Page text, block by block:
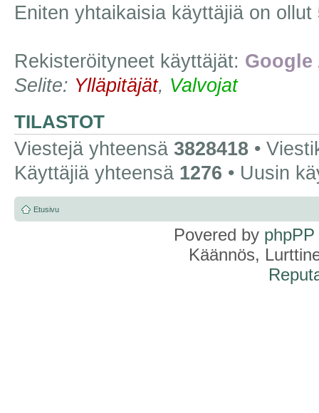
Eniten yhtaikaisia käyttäjiä on ollut
Rekisteröityneet käyttäjät: Google
Selite: Ylläpitäjät, Valvojat
TILASTOT
Viestejä yhteensä 3828418 •
Käyttäjiä yhteensä 1276 • Uusin
Etusivu
Povered by phpPP
Käännös,